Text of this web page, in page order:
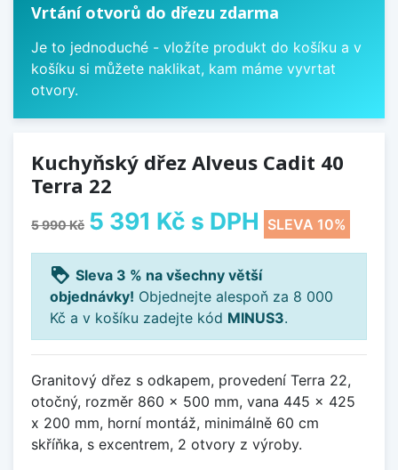
Vrtání otvorů do dřezu zdarma
Je to jednoduché - vložíte produkt do košíku a v
košíku si můžete naklikat, kam máme vyvrtat
otvory.
Kuchyňský dřez Alveus Cadit 40
Terra 22
5 990 Kč 5 391 Kč s DPH SLEVA 10%
loyalty Sleva 3 % na všechny větší
objednávky! Objednejte alespoň za 8 000
Kč a v košíku zadejte kód MINUS3.
Granitový dřez s odkapem, provedení Terra 22,
otočný, rozměr 860 x 500 mm, vana 445 x 425
x 200 mm, horní montáž, minimálně 60 cm
skříňka, s excentrem, 2 otvory z výroby.